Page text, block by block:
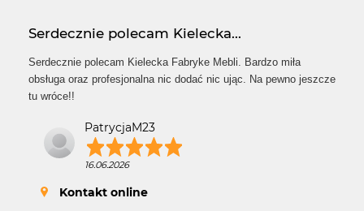
Serdecznie polecam Kielecka...
Serdecznie polecam Kielecka Fabryke Mebli. Bardzo miła
obsługa oraz profesjonalna nic dodać nic ując. Na pewno jeszcze
tu wróce!!
PatrycjaM23
16.06.2026
Kontakt online